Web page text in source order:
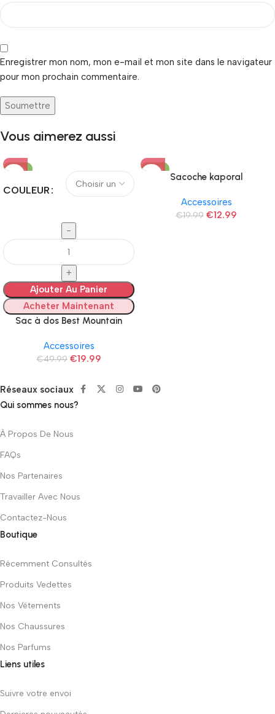
Enregistrer mon nom, mon e-mail et mon site dans le navigateur
pour mon prochain commentaire.
Vous aimerez aussi
-60%
COULEUR
Ajouter Au Panier
Acheter Maintenant
Sac à dos Best Mountain
Accessoires
€49.99 €19.99
-35%
Sacoche kaporal
Accessoires
€19.99 €12.99
Réseaux sociaux
Qui sommes nous?
À Propos De Nous
FAQs
Nos Partenaires
Travailler Avec Nous
Contactez-Nous
Boutique
Récemment Consultés
Produits Vedettes
Nos Vêtements
Nos Chaussures
Nos Parfums
Liens utiles
Suivre votre envoi